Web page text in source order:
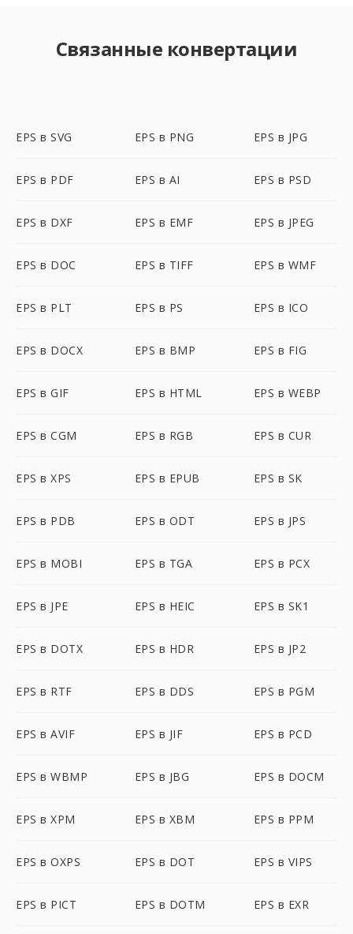
Связанные конвертации
EPS в SVG EPS в PNG EPS в JPG
EPS в PDF EPS в AI EPS в PSD
EPS в DXF EPS в EMF EPS в JPEG
EPS в DOC EPS в TIFF EPS в WMF
EPS в PLT EPS в PS EPS в ICO
EPS в DOCX EPS в BMP EPS в FIG
EPS в GIF EPS в HTML EPS в WEBP
EPS в CGM EPS в RGB EPS в CUR
EPS в XPS EPS в EPUB EPS в SK
EPS в PDB EPS в ODT EPS в JPS
EPS в MOBI EPS в TGA EPS в PCX
EPS в JPE EPS в HEIC EPS в SK1
EPS в DOTX EPS в HDR EPS в JP2
EPS в RTF EPS в DDS EPS в PGM
EPS в AVIF EPS в JIF EPS в PCD
EPS в WBMP EPS в JBG EPS в DOCM
EPS в XPM EPS в XBM EPS в PPM
EPS в OXPS EPS в DOT EPS в VIPS
EPS в PICT EPS в DOTM EPS в EXR